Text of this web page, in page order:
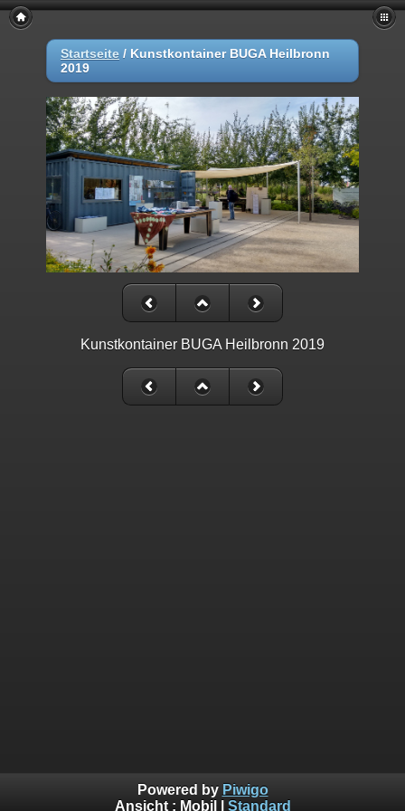
Startseite / Kunstkontainer BUGA Heilbronn
2019
Kunstkontainer BUGA Heilbronn 2019
Powered by Piwigo
Ansicht : Mobil Standard